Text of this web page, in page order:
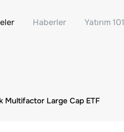
Haberler Yatırım 101
Multifactor Large Cap ETF